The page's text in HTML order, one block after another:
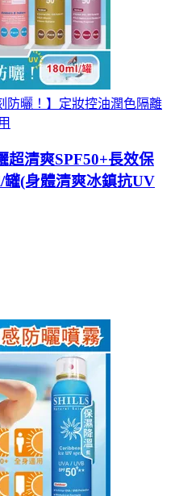
防曬！】定妝控油潤色隔離
超清爽SPF50+長效保
(身體清爽冰鎮抗UV